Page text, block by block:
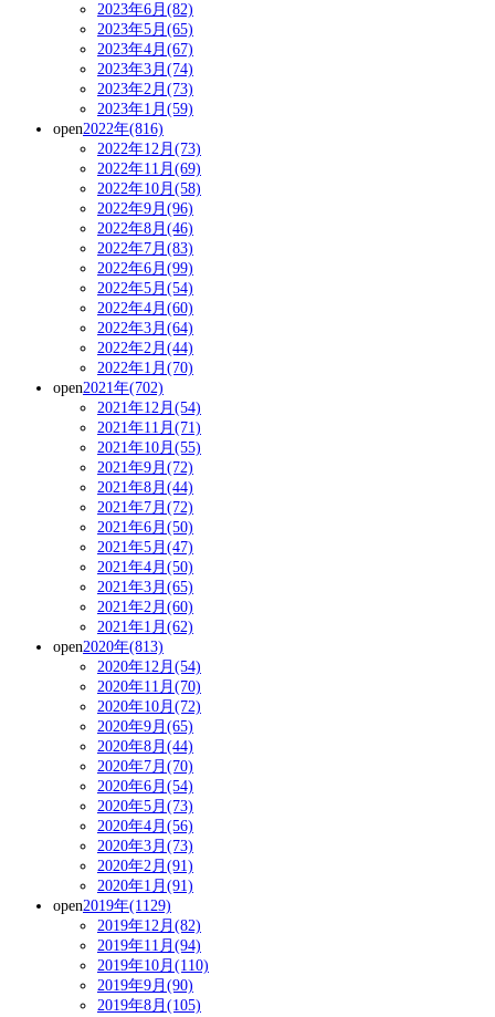
2023年6月(82)
2023年5月(65)
2023年4月(67)
2023年3月(74)
2023年2月(73)
2023年1月(59)
open2022年(816)
2022年12月(73)
2022年11月(69)
2022年10月(58)
2022年9月(96)
2022年8月(46)
2022年7月(83)
2022年6月(99)
2022年5月(54)
2022年4月(60)
2022年3月(64)
2022年2月(44)
2022年1月(70)
open2021年(702)
2021年12月(54)
2021年11月(71)
2021年10月(55)
2021年9月(72)
2021年8月(44)
2021年7月(72)
2021年6月(50)
2021年5月(47)
2021年4月(50)
2021年3月(65)
2021年2月(60)
2021年1月(62)
open2020年(813)
2020年12月(54)
2020年11月(70)
2020年10月(72)
2020年9月(65)
2020年8月(44)
2020年7月(70)
2020年6月(54)
2020年5月(73)
2020年4月(56)
2020年3月(73)
2020年2月(91)
2020年1月(91)
open2019年(1129)
2019年12月(82)
2019年11月(94)
2019年10月(110)
2019年9月(90)
2019年8月(105)